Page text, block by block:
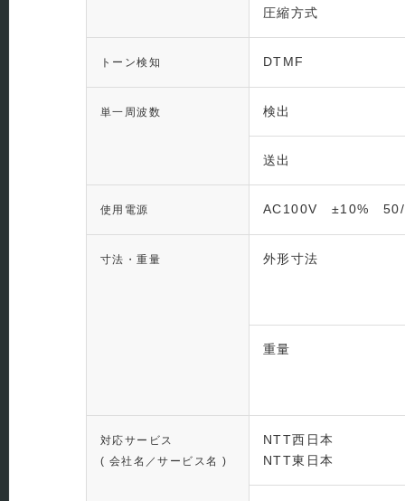
圧縮方式
トーン検知 DTMF
単一周波数 検出
送出
使用電源 AC100V ±10% 50/
寸法・重量 外形寸法
重量
対応サービス
( 会社名／サービス名 )
NTT西日本
NTT東日本